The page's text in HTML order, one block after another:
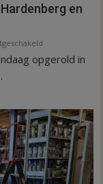
en
Binnen
kunstgras
weg
in
Hardenberg
en
opgerold in